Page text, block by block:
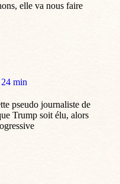
elle va nous faire
min
pseudo journaliste de
Trump soit élu, alors